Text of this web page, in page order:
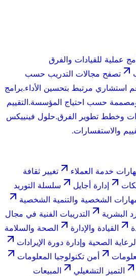
عملية للقيادات والفرق
تصفح مجالات التدريب حسب
استشاري مرتبط بتحسين الأداء.برامج
ومصممة حسب احتياج المؤسسة.التقييم
وخطط تطوير الفرق.حلول فينييكس
والاستفسارات.
خدمة العملاء
تغيير ثقافة
إدارة أجايل
سلسلة التوريد
الشخصية والتنمية الشخصية
البشرية
التدريبات الفنية في مجال
القيادة والإدارة
الصحة والسلامة
الصحية وإدارة دورة الإيرادات
أمن تكنولوجيا المعلومات
التميز التشغيلي
المبيعات